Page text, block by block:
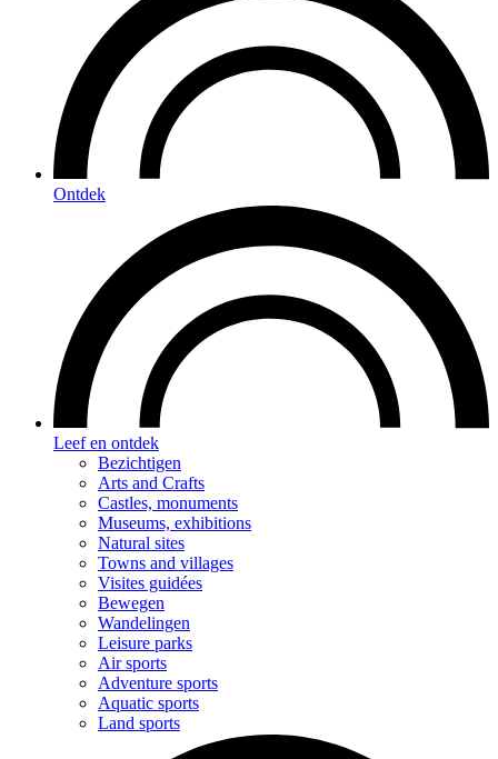
Ontdek
Leef en ontdek
Bezichtigen
Arts and Crafts
Castles, monuments
Museums, exhibitions
Natural sites
Towns and villages
Visites guidées
Bewegen
Wandelingen
Leisure parks
Air sports
Adventure sports
Aquatic sports
Land sports